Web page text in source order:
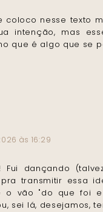
coloco nesse texto
intenção, mas
que é algo que se
às 16:29
Fui dançando
transmitir essa
o vão "do que foi
sei lá, desejamos,